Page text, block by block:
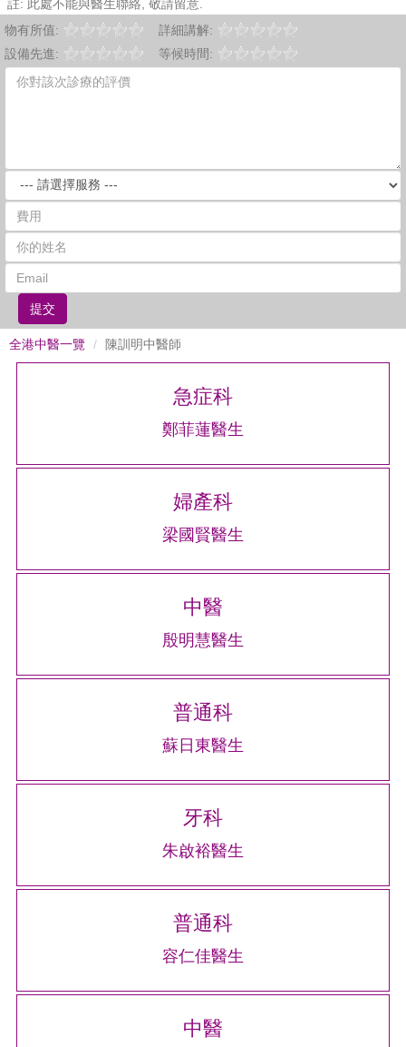
註: 此處不能與醫生聯絡, 敬請留意.
物有所值:
詳細講解:
設備先進:
等候時間:
提交
全港中醫一覽 陳訓明中醫師
急症科
鄭菲蓮醫生
婦產科
梁國賢醫生
中醫
殷明慧醫生
普通科
蘇日東醫生
牙科
朱啟裕醫生
普通科
容仁佳醫生
中醫